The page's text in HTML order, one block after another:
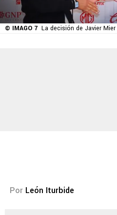
© IMAGO 7 La decisión de Javier
Por León Iturbide